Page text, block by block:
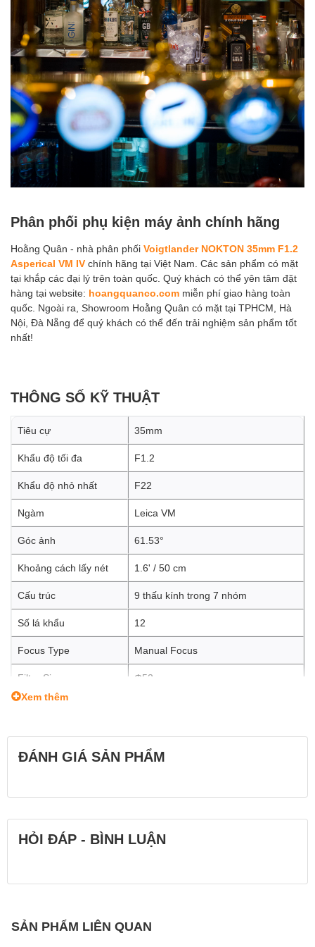
Phân phối phụ kiện máy ảnh chính hãng
Hoằng Quân - nhà phân phối Voigtlander NOKTON 35mm F1.2
Asperical VM IV chính hãng tại Việt Nam. Các sản phẩm có mặt
tại khắp các đại lý trên toàn quốc. Quý khách có thể yên tâm đặt
hàng tại website: hoangquanco.com miễn phí giao hàng toàn
quốc. Ngoài ra, Showroom Hoằng Quân có mặt tại TPHCM, Hà
Nội, Đà Nẵng để quý khách có thể đến trải nghiệm sản phẩm tốt
nhất!
THÔNG SỐ KỸ THUẬT
Tiêu cự 35mm
Khẩu độ tối đa F1.2
Khẩu độ nhỏ nhất F22
Ngàm Leica VM
Góc ảnh 61.53°
Khoảng cách lấy nét 1.6' / 50 cm
Cấu trúc 9 thấu kính trong 7 nhóm
Số lá khẩu 12
Focus Type Manual Focus
Filter Size Φ52mm
Kích thước (ø x L)
Lens hood LH-14 (option)
Xem thêm
ĐÁNH GIÁ SẢN PHẨM
HỎI ĐÁP - BÌNH LUẬN
SẢN PHẨM LIÊN QUAN